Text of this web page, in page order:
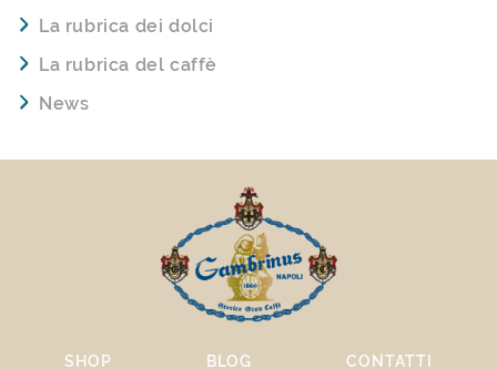
La rubrica dei dolci
La rubrica del caffè
News
SHOP BLOG CONTATTI